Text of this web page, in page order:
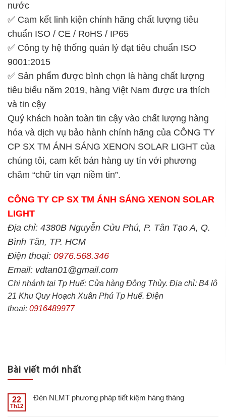
nước
✅ Cam kết linh kiện chính hãng chất lượng tiêu
chuẩn ISO / CE / RoHS / IP65
✅ Công ty hệ thống quản lý đạt tiêu chuẩn ISO
9001:2015
✅ Sản phẩm được bình chọn là hàng chất lượng
tiêu biểu năm 2019, hàng Việt Nam được ưa thích
và tin cậy
Quý khách hoàn toàn tin cậy vào chất lượng hàng
hóa và dịch vụ bảo hành chính hãng của CÔNG TY
CP SX TM ÁNH SÁNG XENON SOLAR LIGHT của
chúng tôi, cam kết bán hàng uy tín với phương
châm “chữ tín vạn niềm tin”.
CÔNG TY CP SX TM ÁNH SÁNG XENON SOLAR
LIGHT
Địa chỉ: 4380B Nguyễn Cửu Phú, P. Tân Tạo A, Q.
Bình Tân, TP. HCM
Điện thoại: 0976.568.346
Email: vdtan01@gmail.com
Chi nhánh tại Tp Huế: Cửa hàng Đông Thủy. Địa chỉ: B4 lô
21 Khu Quy Hoạch Xuân Phú Tp Huế. Điện
thoại: 0916489977
Bài viết mới nhất
22
Th12
Đèn NLMT phương pháp tiết kiệm hàng tháng